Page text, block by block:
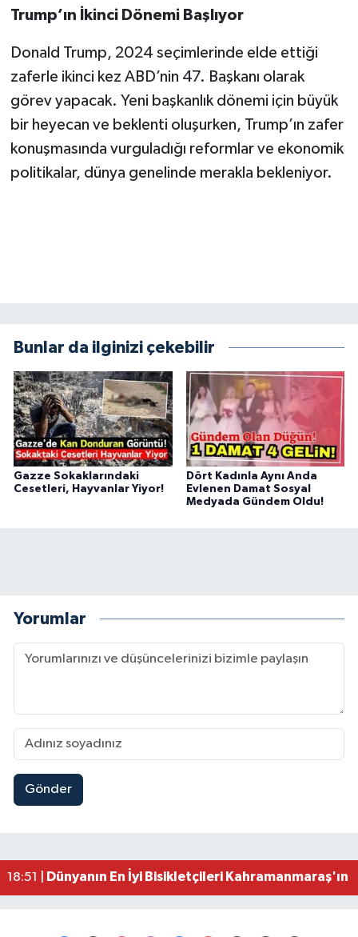
Trump’ın İkinci Dönemi Başlıyor
Donald Trump, 2024 seçimlerinde elde ettiği
zaferle ikinci kez ABD’nin 47. Başkanı olarak
görev yapacak. Yeni başkanlık dönemi için büyük
bir heyecan ve beklenti oluşurken, Trump’ın zafer
konuşmasında vurguladığı reformlar ve ekonomik
politikalar, dünya genelinde merakla bekleniyor.
Bunlar da ilginizi çekebilir
Gazze Sokaklarındaki
Cesetleri, Hayvanlar Yiyor!
Dört Kadınla Aynı Anda
Evlenen Damat Sosyal
Medyada Gündem Oldu!
Yorumlar
Gönder
19:49 |Mersin'de Tatil Kabusu! Kahramanmaraşlı
18:51 |
Dünyanın En İyi Bisikletçileri Kahramanmaraş'ın
15:15 |Kahramanmaraş'ta Zehir Tacirlerine Eş Zamanlı
YARIŞMALAR
TANITIM
HABERDE İNSAN